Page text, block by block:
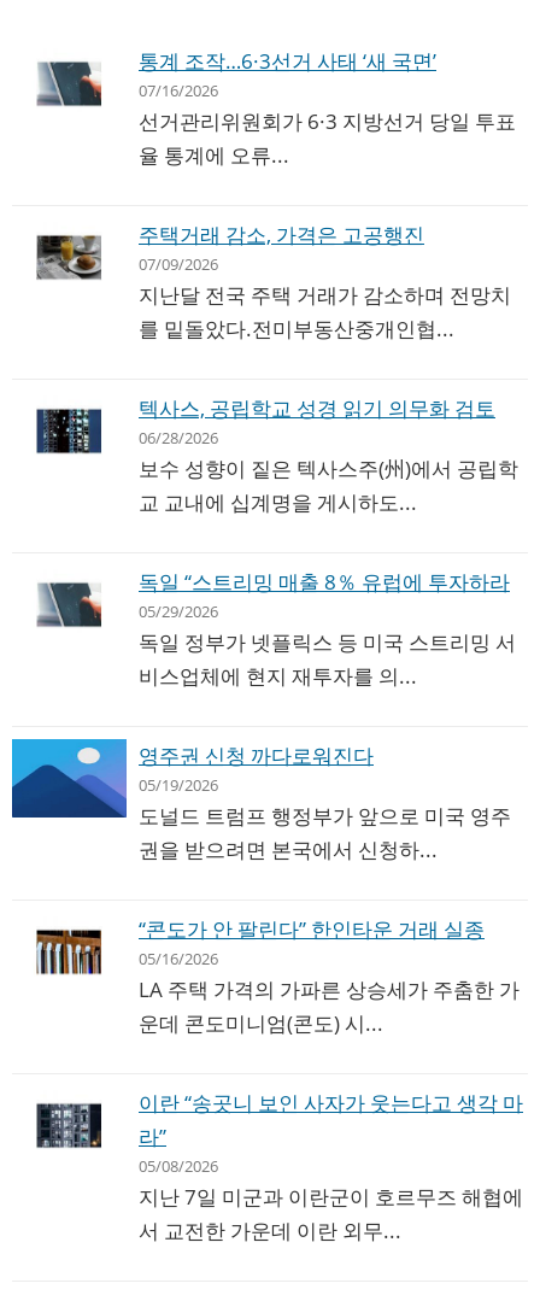
통계 조작…6·3선거 사태 ‘새 국면’
07/16/2026
선거관리위원회가 6·3 지방선거 당일 투표
율 통계에 오류...
주택거래 감소, 가격은 고공행진
07/09/2026
지난달 전국 주택 거래가 감소하며 전망치
를 밑돌았다.전미부동산중개인협...
텍사스, 공립학교 성경 읽기 의무화 검토
06/28/2026
보수 성향이 짙은 텍사스주(州)에서 공립학
교 교내에 십계명을 게시하도...
독일 “스트리밍 매출 8％ 유럽에 투자하라
05/29/2026
독일 정부가 넷플릭스 등 미국 스트리밍 서
비스업체에 현지 재투자를 의...
영주권 신청 까다로워진다
05/19/2026
도널드 트럼프 행정부가 앞으로 미국 영주
권을 받으려면 본국에서 신청하...
“콘도가 안 팔린다” 한인타운 거래 실종
05/16/2026
LA 주택 가격의 가파른 상승세가 주춤한 가
운데 콘도미니엄(콘도) 시...
이란 “송곳니 보인 사자가 웃는다고 생각 마
라”
05/08/2026
지난 7일 미군과 이란군이 호르무즈 해협에
서 교전한 가운데 이란 외무...